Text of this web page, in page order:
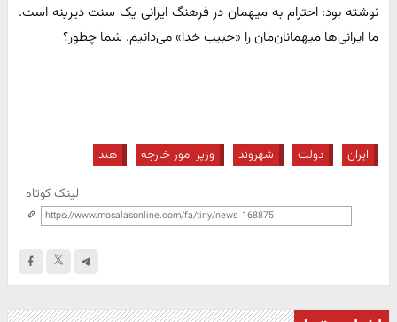
نوشته بود: احترام به میهمان در فرهنگ ایرانی یک سنت دیرینه است.
ما ایرانی‌ها میهمانان‌مان را «حبیب خدا» می‌دانیم. شما چطور؟
ایران دولت شهروند وزیر امور خارجه هند
لینک کوتاه